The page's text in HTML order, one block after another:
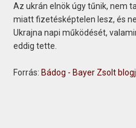
Az ukrán elnök úgy tűnik, nem
miatt fizetésképtelen lesz, és
Ukrajna napi működését,
eddig tette.
Forrás: Bádog - Bayer Zsolt